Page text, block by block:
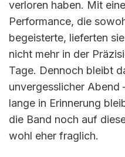
verloren haben. Mit
Performance, die
begeisterte, lieferten
nicht mehr in der
Tage. Dennoch bleibt
unvergesslicher Abend
lange in Erinnerung
die Band noch auf
wohl eher fraglich.